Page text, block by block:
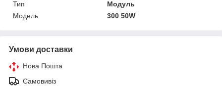
Тип
Модуль
Мoдель
300 50W
Умови доставки
Нова Пошта
Самовивіз